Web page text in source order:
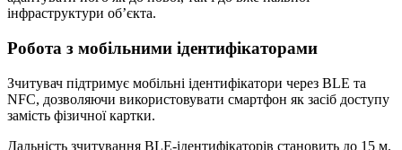
інфраструктури об’єкта.
Робота з мобільними ідентифікаторами
Зчитувач підтримує мобільні ідентифікатори через BLE та
NFC, дозволяючи використовувати смартфон як засіб доступу
замість фізичної картки.
Дальність зчитування BLE-ідентифікаторів становить до 15 м.